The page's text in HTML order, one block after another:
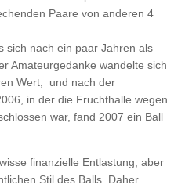
Paare von anderen 4
sich nach ein paar Jahren als
Amateurgedanke wandelte sich
Wert, und nach der
in der die Fruchthalle wegen
war, fand 2007 ein Ball
finanzielle Entlastung, aber
Stil des Balls. Daher